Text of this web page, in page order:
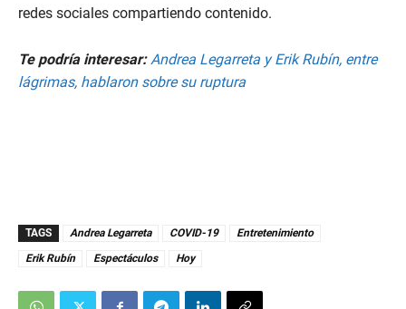
redes sociales compartiendo contenido.
Te podría interesar: Andrea Legarreta y Erik Rubín, entre
lágrimas, hablaron sobre su ruptura
TAGS Andrea Legarreta COVID-19
Entretenimiento
Erik Rubín
Espectáculos Hoy